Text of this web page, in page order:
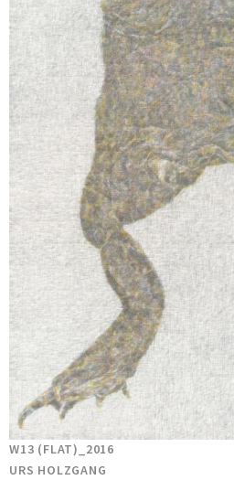
W13 (FLAT)_2016
URS HOLZGANG